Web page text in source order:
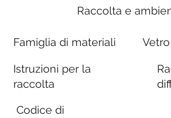
Raccolta e
Famiglia di materiali
Istruzioni per la
raccolta
Codice di
Vetro